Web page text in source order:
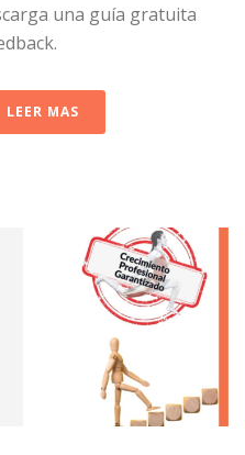
una guía gratuita
LEER MAS